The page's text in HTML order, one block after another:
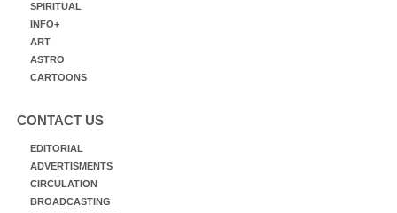
SPIRITUAL
INFO+
ART
ASTRO
CARTOONS
CONTACT US
EDITORIAL
ADVERTISMENTS
CIRCULATION
BROADCASTING